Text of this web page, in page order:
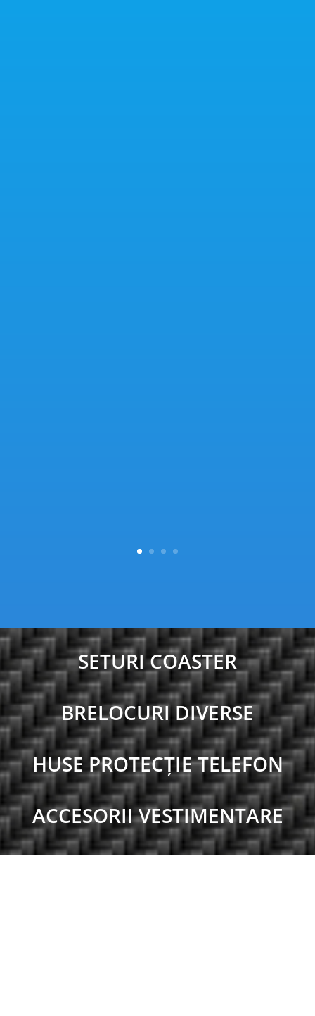
SETURI COASTER
BRELOCURI DIVERSE
HUSE PROTECȚIE TELEFON
ACCESORII VESTIMENTARE